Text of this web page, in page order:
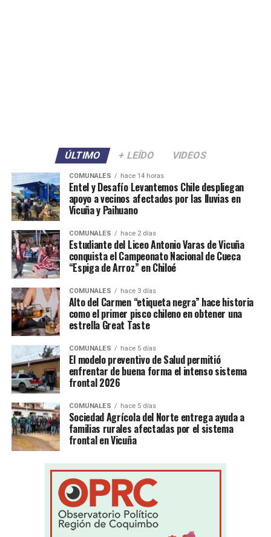
ÚLTIMO + LEÍDO VIDEOS
COMUNALES hace 14 horas
Entel y Desafío Levantemos Chile despliegan
apoyo a vecinos afectados por las lluvias en
Vicuña y Paihuano
COMUNALES hace 2 días
Estudiante del Liceo Antonio Varas de Vicuña
conquista el Campeonato Nacional de Cueca
“Espiga de Arroz” en Chiloé
COMUNALES hace 3 días
Alto del Carmen “etiqueta negra” hace historia
como el primer pisco chileno en obtener una
estrella Great Taste
COMUNALES hace 5 días
El modelo preventivo de Salud permitió
enfrentar de buena forma el intenso sistema
frontal 2026
COMUNALES hace 5 días
Sociedad Agrícola del Norte entrega ayuda a
familias rurales afectadas por el sistema
frontal en Vicuña